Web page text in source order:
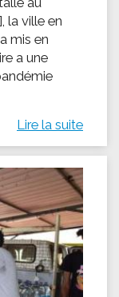
la ville en
mis en
a une
Lire la suite